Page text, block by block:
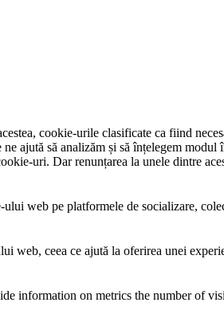
cookie-urile clasificate ca fiind
ajută să analizăm și să înțelegem
uri. Dar renunțarea la unele dintre
web pe platformele de socializare,
web, ceea ce ajută la oferirea unei
information on metrics the number of